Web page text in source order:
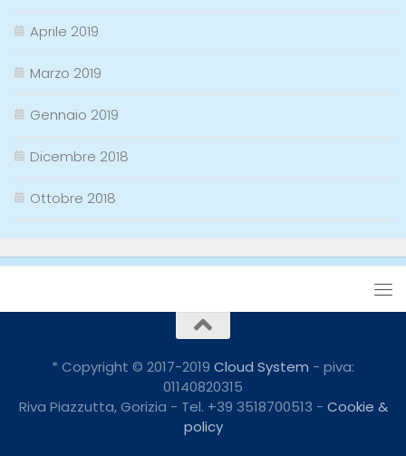
Aprile 2019
Marzo 2019
Gennaio 2019
Dicembre 2018
Ottobre 2018
* Copyright © 2017-2019 Cloud System - piva:
01140820315
Riva Piazzutta, Gorizia - Tel. +39 3518700513 - Cookie &
policy